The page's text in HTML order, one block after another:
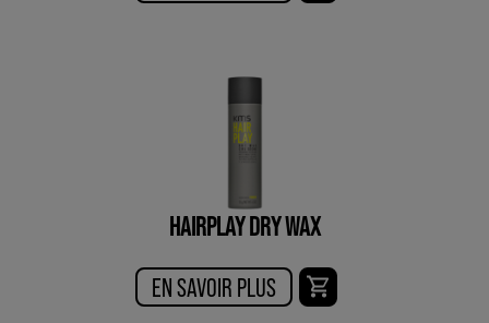
HAIRPLAY DRY WAX
EN SAVOIR PLUS